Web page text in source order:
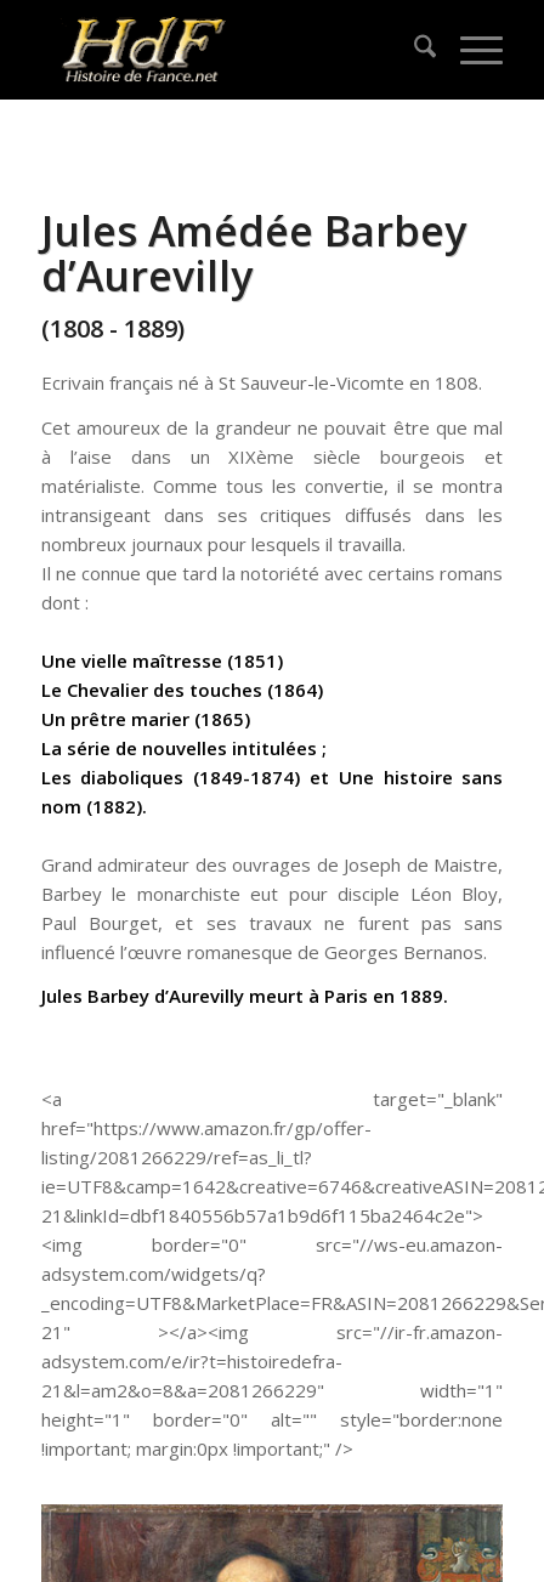
Jules Amédée Barbey
d’Aurevilly
(1808 - 1889)
Ecrivain français né à St Sauveur-le-Vicomte en 1808.
Cet amoureux de la grandeur ne pouvait être que mal
à l’aise dans un XIXème siècle bourgeois et
matérialiste. Comme tous les convertie, il se montra
intransigeant dans ses critiques diffusés dans les
nombreux journaux pour lesquels il travailla.
Il ne connue que tard la notoriété avec certains romans
dont :
Une vielle maîtresse (1851)
Le Chevalier des touches (1864)
Un prêtre marier (1865)
La série de nouvelles intitulées ;
Les diaboliques (1849-1874) et Une histoire sans
nom (1882).
Grand admirateur des ouvrages de Joseph de Maistre,
Barbey le monarchiste eut pour disciple Léon Bloy,
Paul Bourget, et ses travaux ne furent pas sans
influencé l’œuvre romanesque de Georges Bernanos.
Jules Barbey d’Aurevilly meurt à Paris en 1889.
<a target="_blank"
href="https://www.amazon.fr/gp/offer-
listing/2081266229/ref=as_li_tl?
21&linkId=dbf1840556b57a1b9d6f115ba2464c2e">
<img border="0" src="//ws-eu.amazon-
adsystem.com/widgets/q?
21" ></a><img src="//ir-fr.amazon-
adsystem.com/e/ir?t=histoiredefra-
21&l=am2&o=8&a=2081266229" width="1"
height="1" border="0" alt="" style="border:none
!important; margin:0px !important;" />